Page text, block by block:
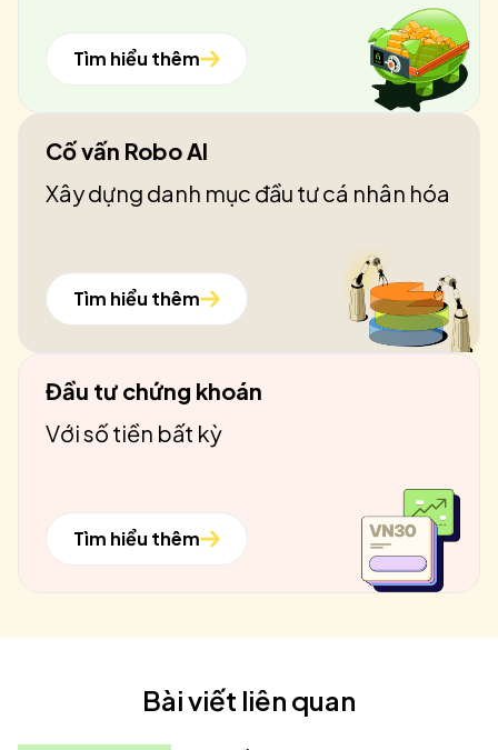
Tìm hiểu thêm
Cố vấn Robo AI
Xây dựng danh mục đầu tư cá nhân hóa
Tìm hiểu thêm
Đầu tư chứng khoán
Với số tiền bất kỳ
Tìm hiểu thêm
Bài viết liên quan